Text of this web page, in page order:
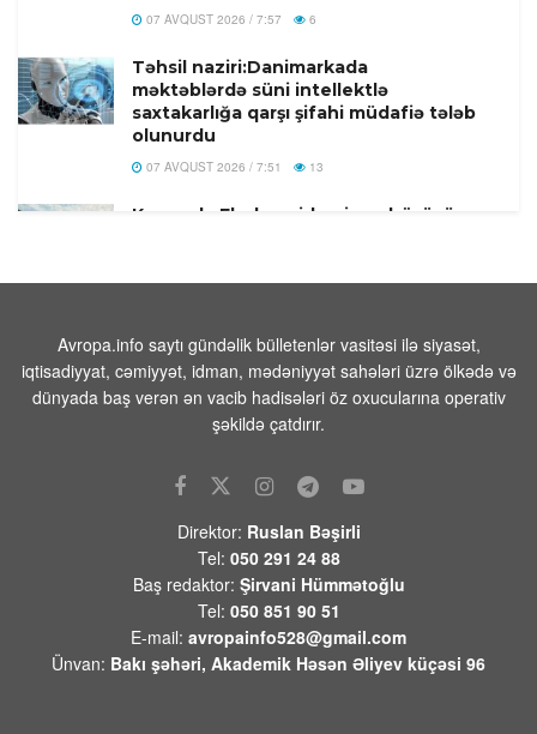
07 AVQUST 2026 / 7:57 6
Təhsil naziri:Danimarkada
məktəblərdə süni intellektlə
saxtakarlığa qarşı şifahi müdafiə tələb
olunurdu
07 AVQUST 2026 / 7:51 13
Konqoda Ebola epidemiyası böyüyür,
oluna bilər
07 AVQUST 2026 / 7:32 12
UEFA FİFA təşkilatlarını boykot
qərarından geri çəkilməyib
06 AVQUST 2026 / 23:15
Suriyanın paytaxtı Dəməşqdə güclü
partlayış: Ölən və yaralananlar var
06 AVQUST 2026 / 23:09 19
Zelenski Ceyhun Bayramovla görüşüb
-Video
06 AVQUST 2026 / 22:46 10
Avropa.info saytı gündəlik bülletenlər vasitəsi ilə siyasət,
iqtisadiyyat, cəmiyyət, idman, mədəniyyət sahələri üzrə ölkədə və
dünyada baş verən ən vacib hadisələri öz oxucularına operativ
şəkildə çatdırır.
Direktor: Ruslan Bəşirli
Tel: 050 291 24 88
Baş redaktor: Şirvani Hümmətoğlu
Tel: 050 851 90 51
E-mail: avropainfo528@gmail.com
Ünvan: Bakı şəhəri, Akademik Həsən Əliyev küçəsi 96